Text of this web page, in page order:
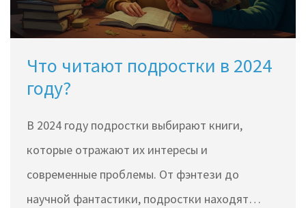
Что читают подростки в 2024
году?
В 2024 году подростки выбирают книги,
которые отражают их интересы и
современные проблемы. От фэнтези до
научной фантастики, подростки находят